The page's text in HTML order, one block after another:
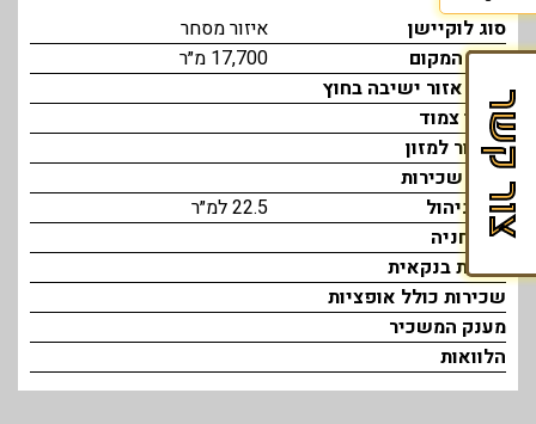
סוג לוקיישן
איזור מסחר
גודל המקום
17,700 מ״ר
גודל אזור ישיבה בחוץ
מחסן צמוד
אישור למזון
גובה שכירות
דמי ניהול
22.5 למ״ר
דמי חניה
ערבות בנקאית
שכירות כולל אופציות
מענק המשכיר
הלוואות
בית
הספר
לזכיינות
של
Fran&Mark
צור קשר